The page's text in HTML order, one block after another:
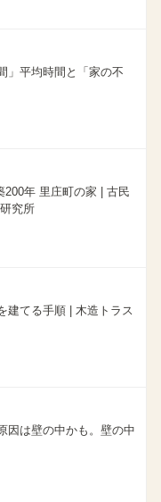
」平均時間と「家の不
年 里庄町の家 | 古民
究所
建てる手順 | 木造トラス
因は壁の中かも。壁の中